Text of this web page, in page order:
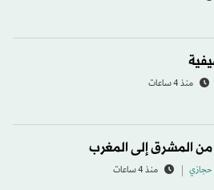
منذ 4 ساعات
المشرق إلى المغرب
حجازي منذ 4 ساعات